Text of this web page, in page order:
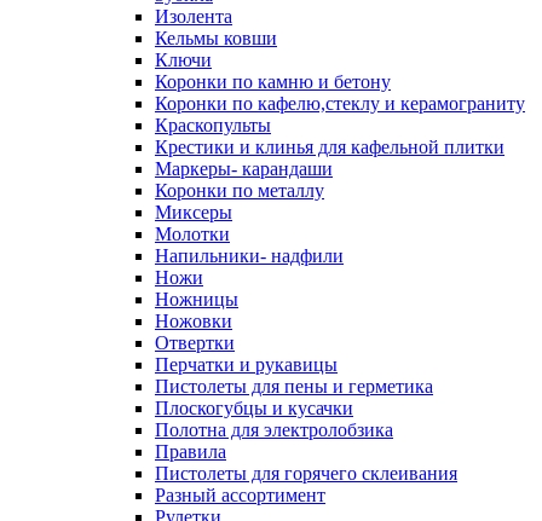
Изолента
Кельмы ковши
Ключи
Коронки по камню и бетону
Коронки по кафелю,стеклу и керамограниту
Краскопульты
Крестики и клинья для кафельной плитки
Маркеры- карандаши
Коронки по металлу
Миксеры
Молотки
Напильники- надфили
Ножи
Ножницы
Ножовки
Отвертки
Перчатки и рукавицы
Пистолеты для пены и герметика
Плоскогубцы и кусачки
Полотна для электролобзика
Правила
Пистолеты для горячего склеивания
Разный ассортимент
Рулетки